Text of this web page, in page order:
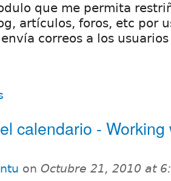
que me permita
artículos, foros, etc por
correos a los
calendario - Working
on Octubre 21, 2010 at